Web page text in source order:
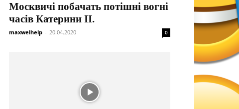
Москвичі побачать потішні вогні
часів Катерини II.
maxwelhelp - 20.04.2020 0